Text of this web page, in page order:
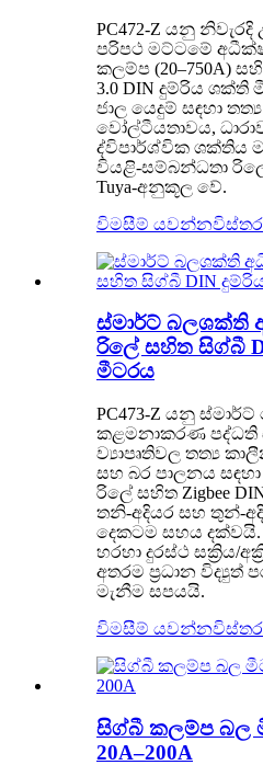
PC472-Z යනු
පරිපථ මට්ටමේ
කලම්ප (20–750A)
3.0 DIN දුම්රිය
ජාල යෙදුම් සඳහා
වෝල්ටීයතාවය,
ද්විපාර්ශ්වික ශක්තිය
වියළි-සම්බන්ධතා
Tuya-අනුකූල වේ.
විමසීම් යවන්නවිස්තර
ස්මාර්ට් බලශක්ති
රිලේ සහිත සිග්බී
මීටරය
PC473-Z යනු
කළමනාකරණ පද්ධති
ව්‍යාපෘතිවල තත්‍ය
සහ බර පාලනය
රිලේ සහිත Zigbee
තනි-අදියර සහ තුන්-
දෙකටම සහය
හරහා දුරස්ථ සක්‍රිය/
අතරම ප්‍රධාන විද්‍යුත්
මැනීම සපයයි.
විමසීම් යවන්නවිස්තර
සිග්බී කලම්ප බල
20A–200A